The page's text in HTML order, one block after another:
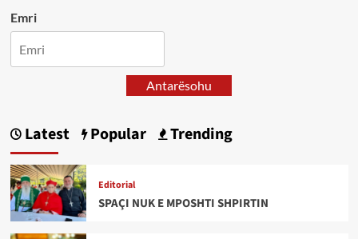
Emri
Antarësohu
Latest Popular Trending
Editorial
SPAÇI NUK E MPOSHTI SHPIRTIN